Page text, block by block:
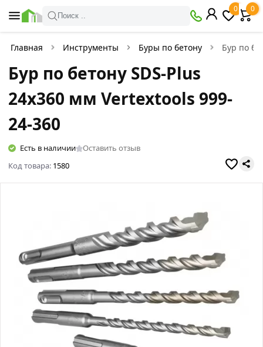
Поиск ..
0 0
Главная Инструменты Буры по бетону Бур по
Бур по бетону SDS-Plus
24х360 мм Vertextools 999-
24-360
Есть в наличии
Оставить отзыв
Код товара: 1580